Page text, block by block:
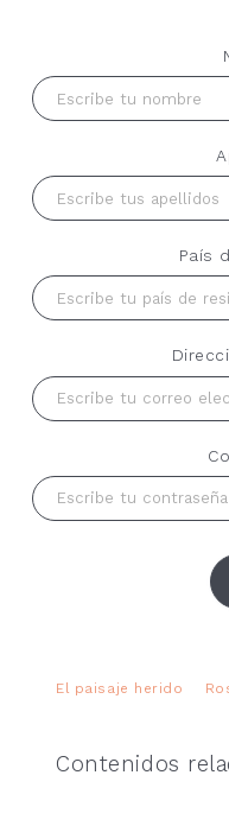
País
El paisaje herido
Contenidos